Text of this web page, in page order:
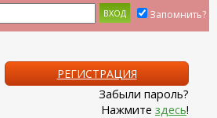
Запомнить?
РЕГИСТРАЦИЯ
Забыли пароль?
Нажмите здесь!